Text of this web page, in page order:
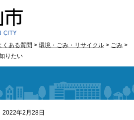
くある質問 > 環境・ごみ・リサイクル > ごみ >
りたい
年2月28日